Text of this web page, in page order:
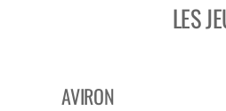
LES
AVIRON